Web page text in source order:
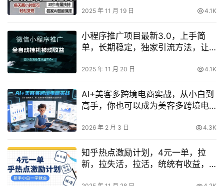
2025 年 11 月 19 日 4.1K
小程序推广项目最新3.0，上手简
单，长期稳定，独家引流方法，让
2025 年 11 月 20 日 4.1K
AI+美客多跨境电商实战，从小白到
高手，你也可以成为美客多跨境电
2026 年 2 月 3 日 4.3K
知乎热点激励计划，4元一单，拉
新，拉失活，拉活，统统有收益，